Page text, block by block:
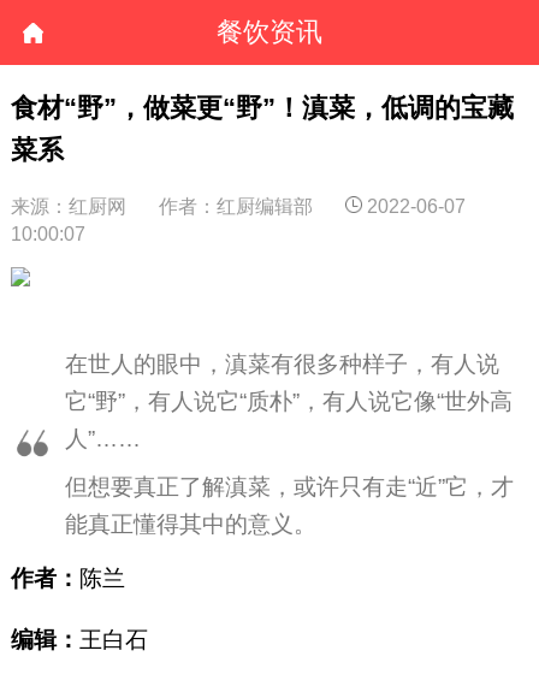
餐饮资讯
食材“野”，做菜更“野”！滇菜，低调的宝藏
菜系
来源：红厨网 作者：红厨编辑部
2022-06-07
10:00:07
在世人的眼中，滇菜有很多种样子，有人说
它“野”，有人说它“质朴”，有人说它像“世外高
人”……
但想要真正了解滇菜，或许只有走“近”它，才
能真正懂得其中的意义。
作者： 陈兰
编辑： 王白石